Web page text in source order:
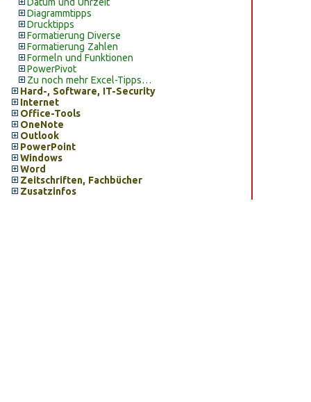
Diagrammtipps
Drucktipps
Formatierung Diverse
Formatierung Zahlen
Formeln und Funktionen
PowerPivot
Zu noch mehr Excel-Tipps…
Hard-, Software, IT-Security
Internet
Office-Tools
OneNote
Outlook
PowerPoint
Windows
Word
Zeitschriften, Fachbücher
Zusatzinfos